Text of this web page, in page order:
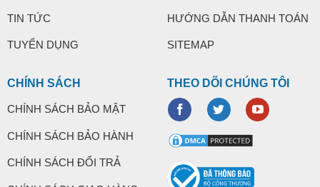
TIN TỨC
TUYỂN DỤNG
HƯỚNG DẪN THANH TOÁN
SITEMAP
CHÍNH SÁCH
CHÍNH SÁCH BẢO MẬT
CHÍNH SÁCH BẢO HÀNH
CHÍNH SÁCH ĐỔI TRẢ
THEO DÕI CHÚNG TÔI